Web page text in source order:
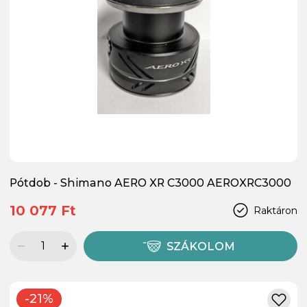
Pótdob - Shimano AERO XR C3000 AEROXRC3000
Raktáron
10 077 Ft
SZÁKOLOM
-21%